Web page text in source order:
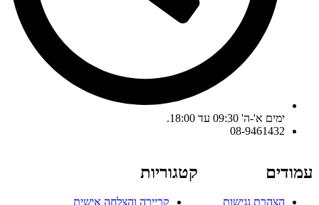
ימים א'-ה' 09:30 עד 18:00.
08-9461432
עמודים
הצהרת נגישות
קטגוריות
קריירה והצלחה אישית